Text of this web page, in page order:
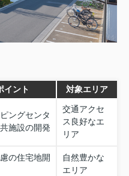
イント 対象エリア
ングセンタ
施設の開発
交通アクセ
ス良好なエ
リア
の住宅地開
自然豊かな
エリア